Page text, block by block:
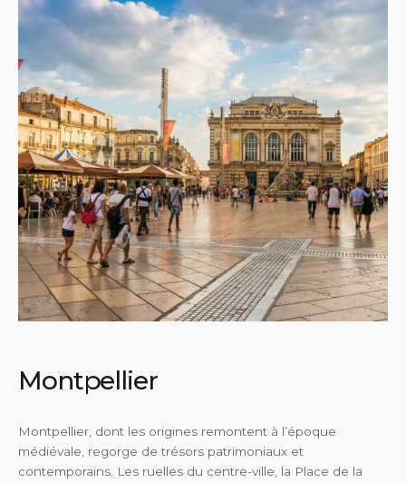
Montpellier
Montpellier, dont les origines remontent à l’époque
médiévale, regorge de trésors patrimoniaux et
contemporains. Les ruelles du centre-ville, la Place de la